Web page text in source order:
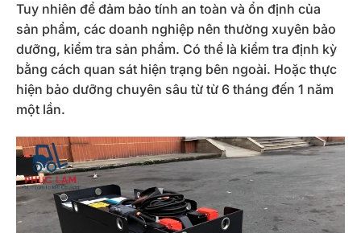
Tuy nhiên để đảm bảo tính an toàn và ổn định của
sản phẩm, các doanh nghiệp nên thường xuyên bảo
dưỡng, kiểm tra sản phẩm. Có thể là kiểm tra định kỳ
bằng cách quan sát hiện trạng bên ngoài. Hoặc thực
hiện bảo dưỡng chuyên sâu từ từ 6 tháng đến 1 năm
một lần.